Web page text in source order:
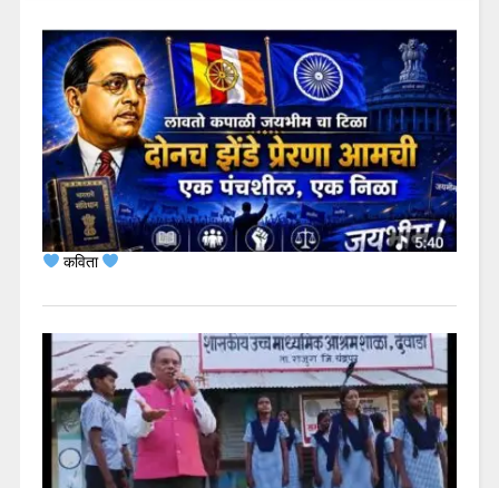
कविता